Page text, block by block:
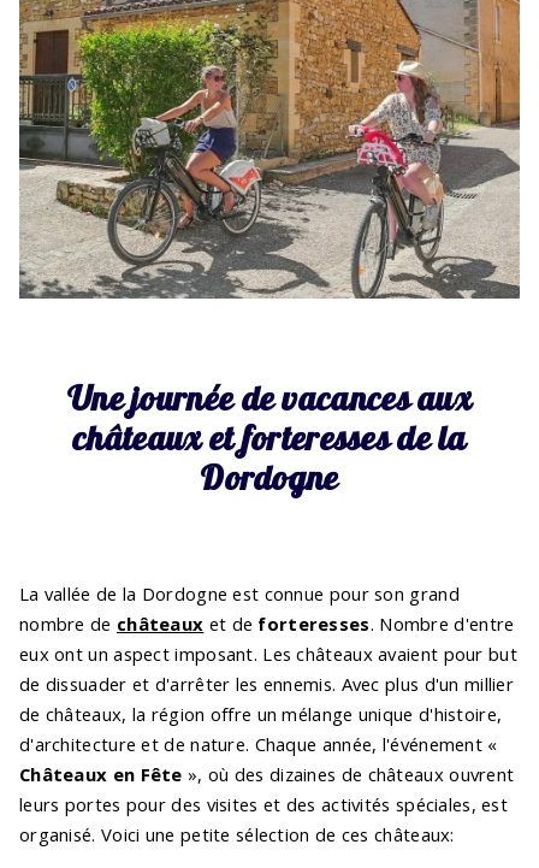
Une journée de vacances aux
châteaux et forteresses de la
Dordogne
La vallée de la Dordogne est connue pour son grand
nombre de châteaux et de forteresses. Nombre d'entre
eux ont un aspect imposant. Les châteaux avaient pour but
de dissuader et d'arrêter les ennemis. Avec plus d'un millier
de châteaux, la région offre un mélange unique d'histoire,
d'architecture et de nature. Chaque année, l'événement «
Châteaux en Fête », où des dizaines de châteaux ouvrent
leurs portes pour des visites et des activités spéciales, est
organisé. Voici une petite sélection de ces châteaux: